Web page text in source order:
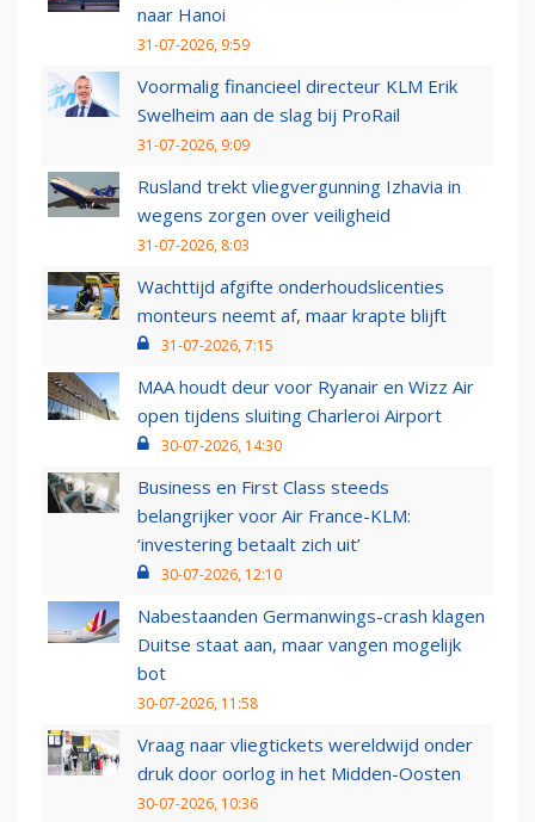
naar Hanoi
31-07-2026, 9:59
Voormalig financieel directeur KLM Erik
Swelheim aan de slag bij ProRail
31-07-2026, 9:09
Rusland trekt vliegvergunning Izhavia in
wegens zorgen over veiligheid
31-07-2026, 8:03
Wachttijd afgifte onderhoudslicenties
monteurs neemt af, maar krapte blijft
31-07-2026, 7:15
MAA houdt deur voor Ryanair en Wizz Air
open tijdens sluiting Charleroi Airport
30-07-2026, 14:30
Business en First Class steeds
belangrijker voor Air France-KLM:
‘investering betaalt zich uit’
30-07-2026, 12:10
Nabestaanden Germanwings-crash klagen
Duitse staat aan, maar vangen mogelijk
bot
30-07-2026, 11:58
Vraag naar vliegtickets wereldwijd onder
druk door oorlog in het Midden-Oosten
30-07-2026, 10:36